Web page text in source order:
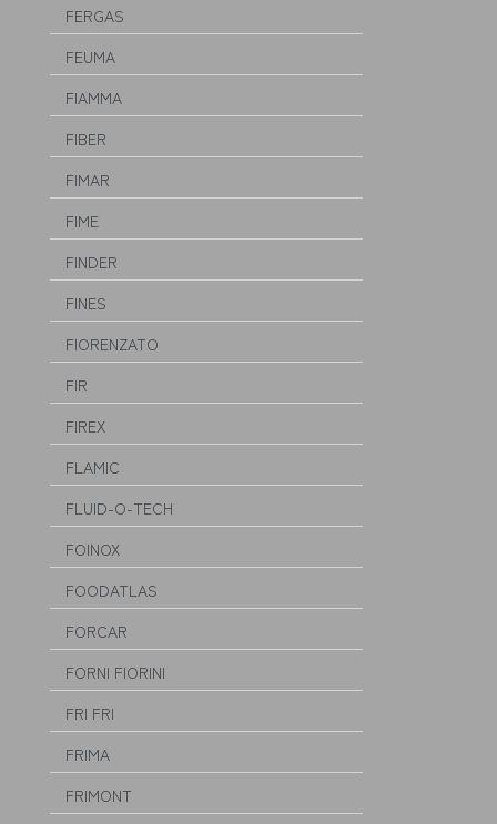
FERGAS
FEUMA
FIAMMA
FIBER
FIMAR
FIME
FINDER
FINES
FIORENZATO
FIR
FIREX
FLAMIC
FLUID-O-TECH
FOINOX
FOODATLAS
FORCAR
FORNI FIORINI
FRI FRI
FRIMA
FRIMONT